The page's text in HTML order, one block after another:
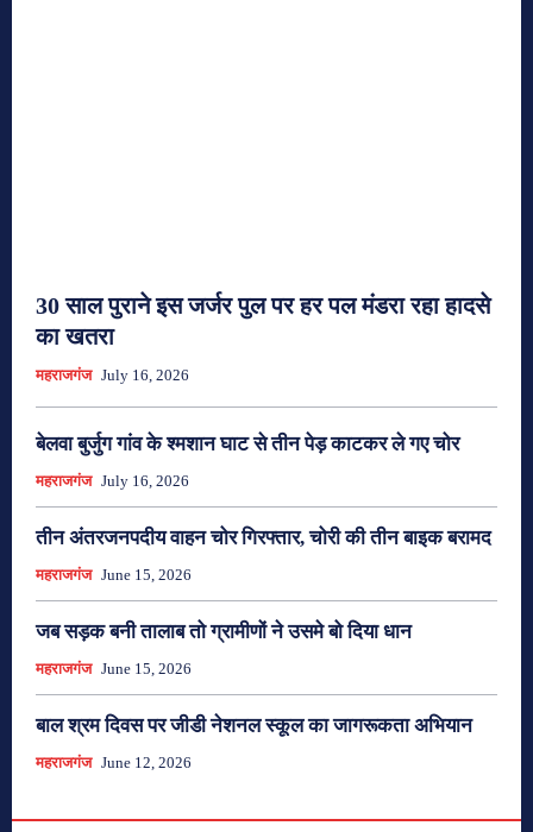
30 साल पुराने इस जर्जर पुल पर हर पल मंडरा रहा हादसे
का खतरा
महराजगंज July 16, 2026
बेलवा बुर्जुग गांव के श्मशान घाट से तीन पेड़ काटकर ले गए चोर
महराजगंज July 16, 2026
तीन अंतरजनपदीय वाहन चोर गिरफ्तार, चोरी की तीन बाइक बरामद
महराजगंज June 15, 2026
जब सड़क बनी तालाब तो ग्रामीणों ने उसमे बो दिया धान
महराजगंज June 15, 2026
बाल श्रम दिवस पर जीडी नेशनल स्कूल का जागरूकता अभियान
महराजगंज June 12, 2026